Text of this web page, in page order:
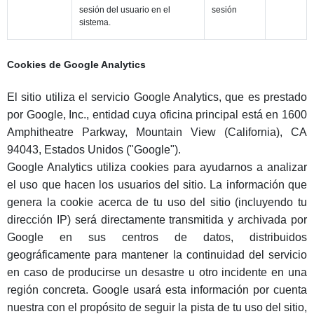
sesión del usuario en el
sistema.
sesión
Cookies de Google Analytics
El sitio utiliza el servicio Google Analytics, que es prestado
por Google, Inc., entidad cuya oficina principal está en 1600
Amphitheatre Parkway, Mountain View (California), CA
94043, Estados Unidos ("Google").
Google Analytics utiliza cookies para ayudarnos a analizar
el uso que hacen los usuarios del sitio. La información que
genera la cookie acerca de tu uso del sitio (incluyendo tu
dirección IP) será directamente transmitida y archivada por
Google en sus centros de datos, distribuidos
geográficamente para mantener la continuidad del servicio
en caso de producirse un desastre u otro incidente en una
región concreta. Google usará esta información por cuenta
nuestra con el propósito de seguir la pista de tu uso del sitio,